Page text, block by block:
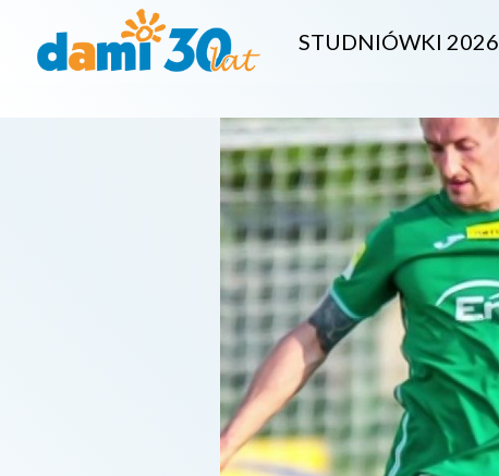
STUDNIÓWKI 2026